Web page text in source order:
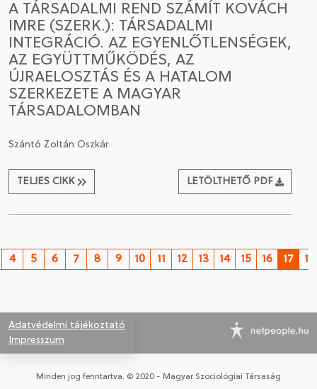
A TÁRSADALMI REND SZÁMÍT KOVÁCH
IMRE (SZERK.): TÁRSADALMI
INTEGRÁCIÓ. AZ EGYENLŐTLENSÉGEK,
AZ EGYÜTTMŰKÖDÉS, AZ
ÚJRAELOSZTÁS ÉS A HATALOM
SZERKEZETE A MAGYAR
TÁRSADALOMBAN
Szántó Zoltán Oszkár
TELJES CIKK LETÖLTHETŐ PDF
4 5 6 7 8 9 10 11 12 13 14 15 16 17 18
Adatvédelmi tájékoztató
Impresszum
Minden jog fenntartva. © 2020 - Magyar Szociológiai Társaság